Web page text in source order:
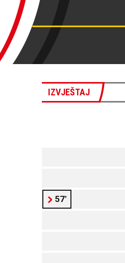
IZVJEŠTAJ
57'